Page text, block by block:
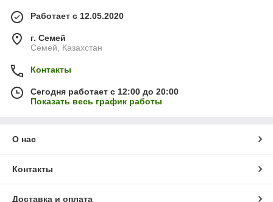
Работает с 12.05.2020
г. Семей
Семей, Казахстан
Контакты
Сегодня работает с 12:00 до 20:00
Показать весь график работы
О нас
Контакты
Доставка и оплата